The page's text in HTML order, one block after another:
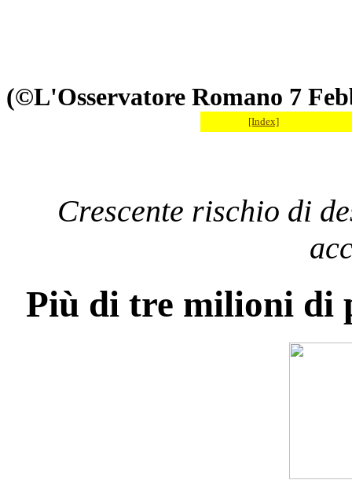
(©L'Osservatore Romano 7
[Index]
Crescente rischio di
Più di tre milioni di